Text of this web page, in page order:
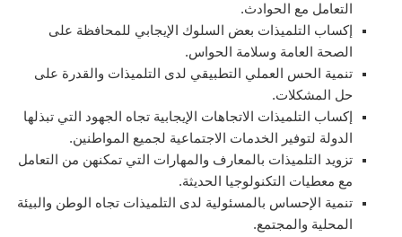
التعامل مع الحوادث.
إكساب التلميذات بعض السلوك الإيجابي للمحافظة على
الصحة العامة وسلامة الحواس.
تنمية الحس العملي التطبيقي لدى التلميذات والقدرة على
حل المشكلات.
إكساب التلميذات الاتجاهات الإيجابية تجاه الجهود التي تبذلها
الدولة لتوفير الخدمات الاجتماعية لجميع المواطنين.
تزويد التلميذات بالمعارف والمهارات التي تمكنهن من التعامل
مع معطيات التكنولوجيا الحديثة.
تنمية الإحساس بالمسئولية لدى التلميذات تجاه الوطن والبيئة
المحلية والمجتمع.